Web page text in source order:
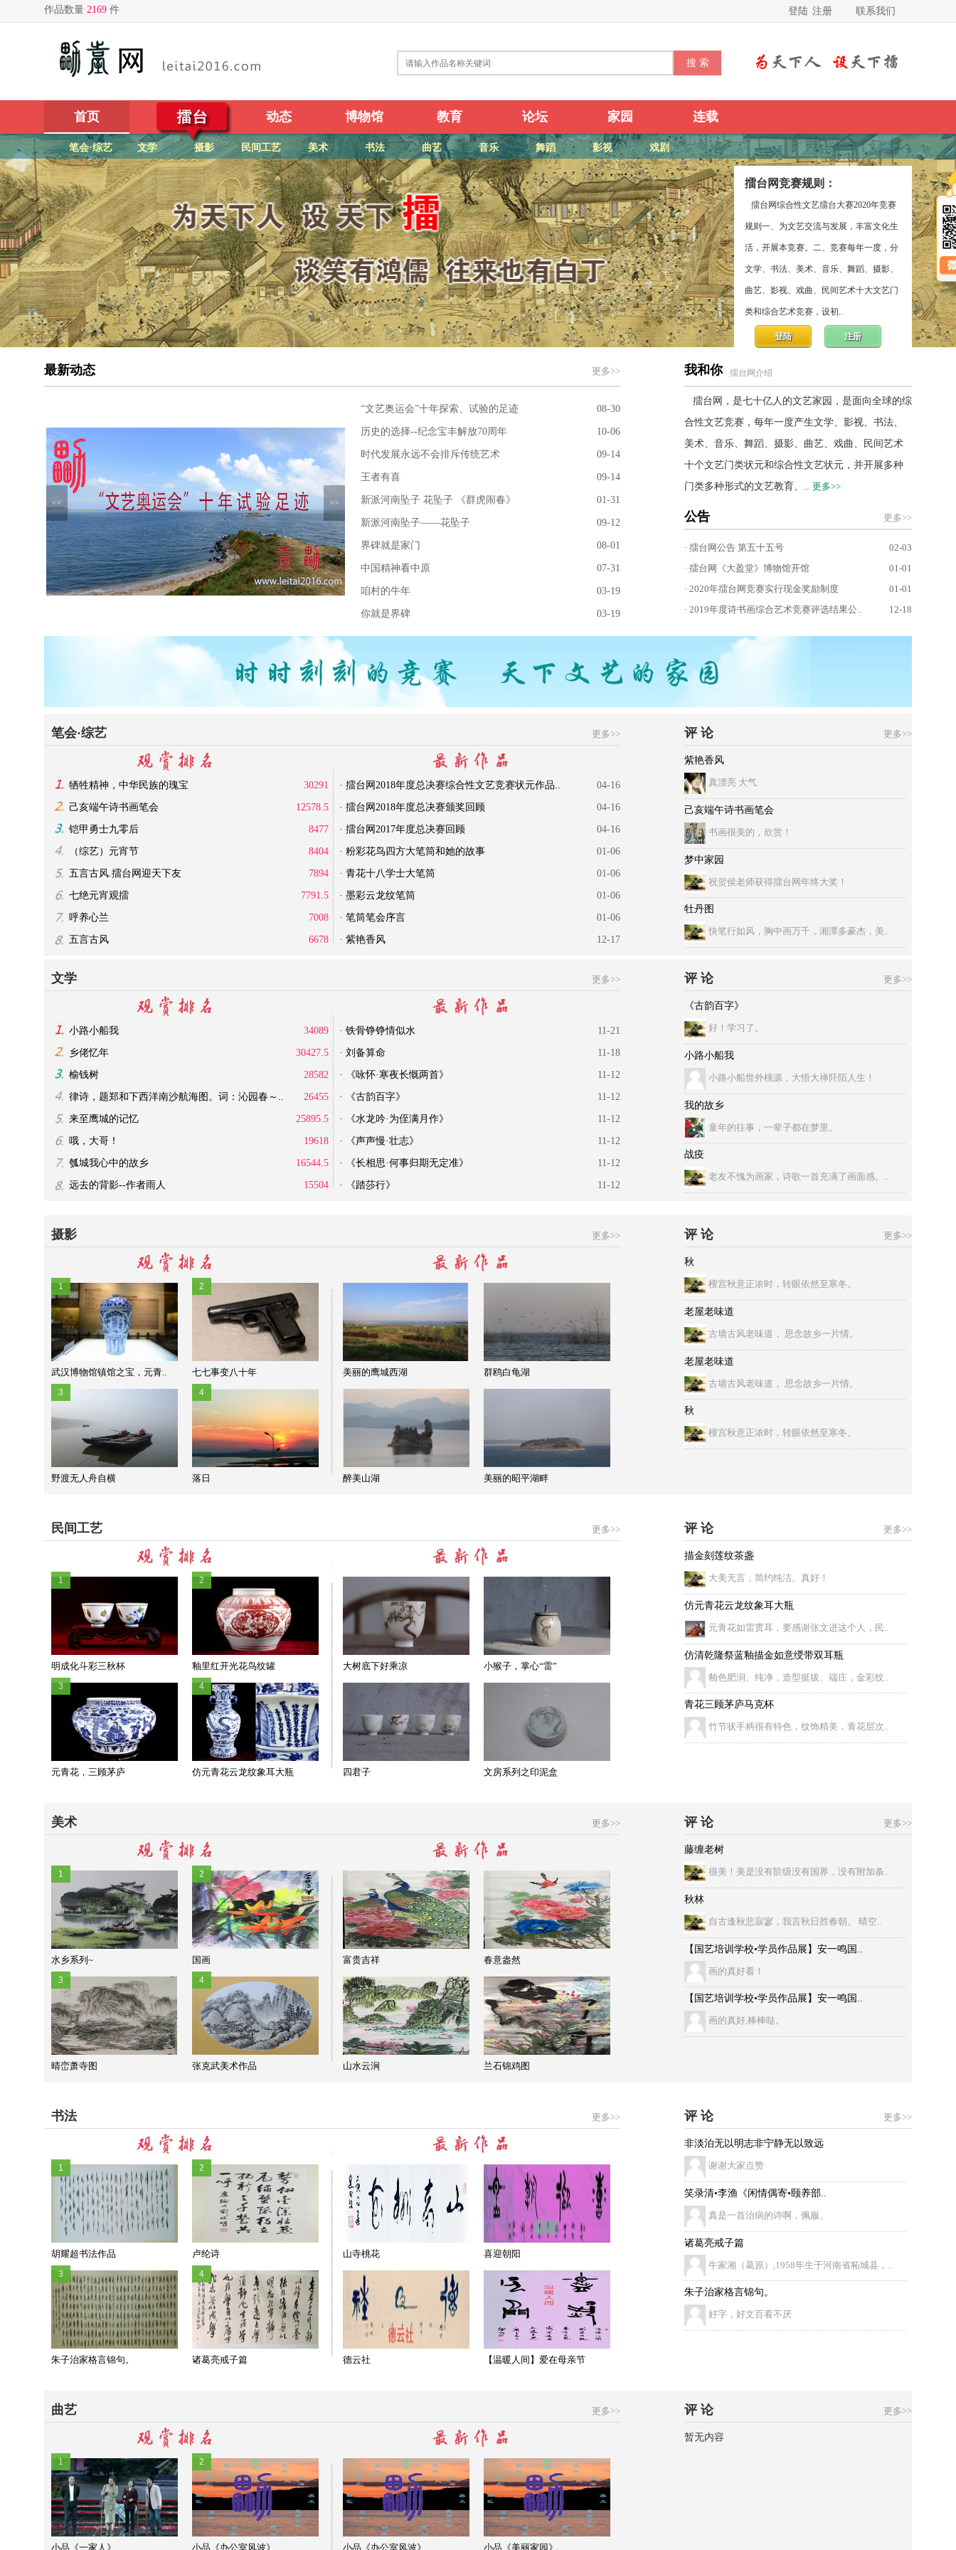
登陆 注册 联系我们
首页 擂台 动态 博物馆 教育 论坛 家园 连载
笔会·综艺 文学 摄影 民间工艺 美术 书法 曲艺 音乐 舞蹈 影视 戏剧
擂台网竞赛规则：
擂台网综合性文艺擂台大赛2020年竞赛
规则一、为文艺交流与发展，丰富文化生
活，开展本竞赛。二、竞赛每年一度，分
文学、书法、美术、音乐、舞蹈、摄影、
曲艺、影视、戏曲、民间艺术十大文艺门
类和综合艺术竞赛，设初..
登陆 注册
最新动态 更多>> 我和你 擂台网介绍
>>
<<
“文艺奥运会”十年探索、试验的足迹 08-30
历史的选择--纪念宝丰解放70周年 10-06
时代发展永远不会排斥传统艺术 09-14
王者有喜 09-14
新派河南坠子 花坠子 《群虎闹春》 01-31
新派河南坠子——花坠子 09-12
界碑就是家门 08-01
中国精神看中原 07-31
咱村的牛年 03-19
你就是界碑 03-19
擂台网，是七十亿人的文艺家园，是面向全球的综
合性文艺竞赛，每年一度产生文学、影视、书法、
美术、音乐、舞蹈、摄影、曲艺、戏曲、民间艺术
十个文艺门类状元和综合性文艺状元，并开展多种
门类多种形式的文艺教育、.. 更多>>
公告 更多>>
· 擂台网公告 第五十五号
02-03
· 擂台网《大盈堂》博物馆开馆
01-01
· 2020年擂台网竞赛实行现金奖励制度
01-01
· 2019年度诗书画综合艺术竞赛评选结果公..
12-18
笔会·综艺 更多>> 评 论 更多>>
牺牲精神，中华民族的瑰宝 30291
己亥端午诗书画笔会 12578.5
铠甲勇士九零后 8477
（综艺）元宵节 8404
五言古风.擂台网迎天下友 7894
七绝元宵观擂 7791.5
呼养心兰 7008
五言古风 6678
· 擂台网2018年度总决赛综合性文艺竞赛状元作品.. 04-16
· 擂台网2018年度总决赛颁奖回顾 04-16
· 擂台网2017年度总决赛回顾 04-16
· 粉彩花鸟四方大笔筒和她的故事 01-06
· 青花十八学士大笔筒 01-06
· 墨彩云龙纹笔筒 01-06
· 笔筒笔会序言 01-06
· 紫艳香风 12-17
紫艳香风
真漂亮 大气
己亥端午诗书画笔会
书画很美的，欣赏！
梦中家园
祝贺侯老师获得擂台网年终大奖！
牡丹图
快笔行如风，胸中画万千，湘潭多豪杰，美..
文学 更多>> 评 论 更多>>
小路小船我 34089
乡佬忆年 30427.5
榆钱树 28582
律诗，题郑和下西洋南沙航海图。词：沁园春～.. 26455
来至鹰城的记忆 25895.5
哦，大哥！ 19618
瓠城我心中的故乡 16544.5
远去的背影--作者雨人 15504
· 铁骨铮铮情似水 11-21
· 刘备算命 11-18
· 《咏怀·寒夜长慨两首》 11-12
· 《古韵百字》 11-12
· 《水龙吟·为侄满月作》 11-12
· 《声声慢·壮志》 11-12
· 《长相思·何事归期无定准》 11-12
· 《踏莎行》 11-12
《古韵百字》
好！学习了。
小路小船我
小路小船世外桃源，大悟大禅阡陌人生！
我的故乡
童年的往事，一辈子都在梦里。
战疫
老友不愧为画家，诗歌一首充满了画面感。..
摄影 更多>> 评 论 更多>>
1
武汉博物馆镇馆之宝，元青..
2
七七事变八十年
3
野渡无人舟自横
4
落日
美丽的鹰城西湖 群鸥白龟湖
醉美山湖 美丽的昭平湖畔
秋
檀宫秋意正浓时，转眼依然至寒冬。
老屋老味道
古墙古风老味道， 思念故乡一片情。
老屋老味道
古墙古风老味道， 思念故乡一片情。
秋
檀宫秋意正浓时，转眼依然至寒冬。
民间工艺 更多>> 评 论 更多>>
1
明成化斗彩三秋杯
2
釉里红开光花鸟纹罐
3
元青花，三顾茅庐
4
仿元青花云龙纹象耳大瓶
大树底下好乘凉 小猴子，掌心“雷”
四君子 文房系列之印泥盒
描金刻莲纹茶盏
大美无言，简约纯洁。真好！
仿元青花云龙纹象耳大瓶
元青花如雷贯耳，要感谢张文进这个人，民..
仿清乾隆祭蓝釉描金如意绶带双耳瓶
釉色肥润、纯净，造型挺拔、端庄，金彩纹..
青花三顾茅庐马克杯
竹节状手柄很有特色，纹饰精美，青花层次..
美术 更多>> 评 论 更多>>
1
水乡系列~
2
国画
3
晴峦萧寺图
4
张克武美术作品
富贵吉祥 春意盎然
山水云涧 兰石锦鸡图
藤缠老树
很美！美是没有阶级没有国界，没有附加条..
秋林
自古逢秋悲寂寥，我言秋日胜春朝。 晴空..
【国艺培训学校•学员作品展】安一鸣国..
画的真好看！
【国艺培训学校•学员作品展】安一鸣国..
画的真好,棒棒哒。
书法 更多>> 评 论 更多>>
1
胡耀超书法作品
2
卢纶诗
3
朱子治家格言锦句。
4
诸葛亮戒子篇
山寺桃花 喜迎朝阳
德云社 【温暖人间】爱在母亲节
非淡泊无以明志非宁静无以致远
谢谢大家点赞
笑录清•李渔《闲情偶寄•颐养部..
真是一首治病的诗啊，佩服。
诸葛亮戒子篇
牛家湘（葛原）,1958年生于河南省柘城县，..
朱子治家格言锦句。
好字，好文百看不厌
曲艺 更多>> 评 论 更多>>
1
小品《一家人》
2
小品《办公室风波》 小品《办公室风波》 小品《美丽家园》
暂无内容